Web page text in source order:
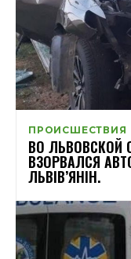
ПРОИСШЕСТВИЯ
ВО ЛЬВОВСКОЙ
ВЗОРВАЛСЯ
ЛЬВІВ’ЯНІН.